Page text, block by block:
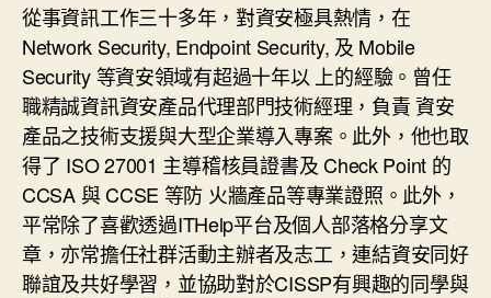
從事資訊工作三十多年，對資安極具熱情，在
Network Security, Endpoint Security, 及 Mobile
Security 等資安領域有超過十年以 上的經驗。曾任
職精誠資訊資安產品代理部門技術經理，負責 資安
產品之技術支援與大型企業導入專案。此外，他也取
得了 ISO 27001 主導稽核員證書及 Check Point 的
CCSA 與 CCSE 等防 火牆產品等專業證照。此外，
平常除了喜歡透過ITHelp平台及個人部落格分享文
章，亦常擔任社群活動主辦者及志工，連結資安同好
聯誼及共好學習，並協助對於CISSP有興趣的同學與